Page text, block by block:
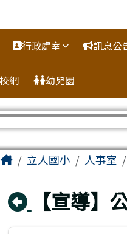
行政處室 訊息公
網 幼兒園
主內容區域
Home立人國小 人事室
回上頁
【宣導】